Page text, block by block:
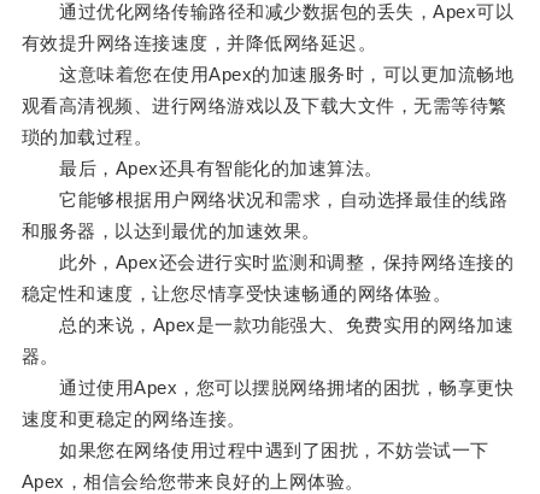
通过优化网络传输路径和减少数据包的丢失，Apex可以
有效提升网络连接速度，并降低网络延迟。
这意味着您在使用Apex的加速服务时，可以更加流畅地
观看高清视频、进行网络游戏以及下载大文件，无需等待繁
琐的加载过程。
最后，Apex还具有智能化的加速算法。
它能够根据用户网络状况和需求，自动选择最佳的线路
和服务器，以达到最优的加速效果。
此外，Apex还会进行实时监测和调整，保持网络连接的
稳定性和速度，让您尽情享受快速畅通的网络体验。
总的来说，Apex是一款功能强大、免费实用的网络加速
器。
通过使用Apex，您可以摆脱网络拥堵的困扰，畅享更快
速度和更稳定的网络连接。
如果您在网络使用过程中遇到了困扰，不妨尝试一下
Apex，相信会给您带来良好的上网体验。